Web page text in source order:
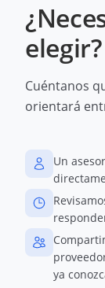
elegir?
Cuéntanos
orientará
Un
ya